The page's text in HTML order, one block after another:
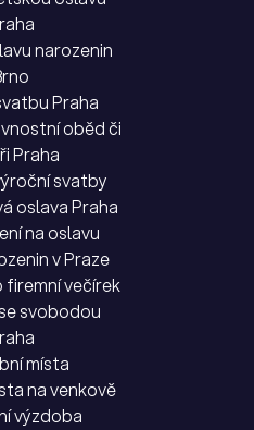
narozenin
Praha
oběd či
Praha
svatby
oslava Praha
na oslavu
v Praze
večírek
svobodou
místa
na venkově
výzdoba